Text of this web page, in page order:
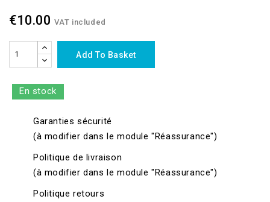
€10.00 VAT included
Add To Basket
En stock
Garanties sécurité
(à modifier dans le module "Réassurance")
Politique de livraison
(à modifier dans le module "Réassurance")
Politique retours